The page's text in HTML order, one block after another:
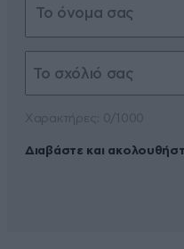
Διαβάστε και